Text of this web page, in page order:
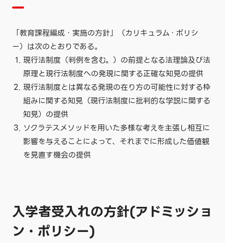
「教育課程編成・実施の方針」（カリキュラム・ポリシ
ー）は次のとおりである。
現行法制度（判例を含む。）の前提となる法理論及び法
原理と現行法制度への発現に関する正確な知見の提供
現行法制度とは異なる発現の在り方の可能性に対する枠
組みに関する知見（現行法制度に批判的な学説に関する
知見）の提供
ソクラテスメソッドを用いた多様な考えを主張し相互に
影響を与えることによって、それまでに形成した価値観
を見直す機会の提供
入学者受入れの方針(アドミッショ
ン・ポリシー)